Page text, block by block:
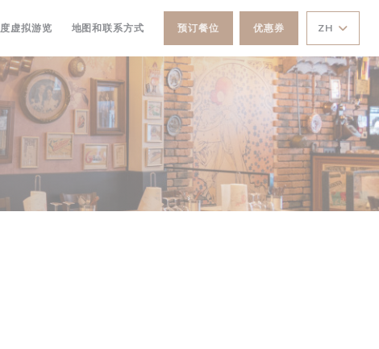
中打开))
虚拟游览((在新窗口中打开))
地图和联系方式 预订餐位 优惠券 ZH